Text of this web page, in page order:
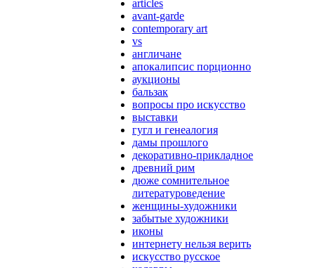
articles
avant-garde
contemporary art
vs
англичане
апокалипсис порционно
аукционы
бальзак
вопросы про искусство
выставки
гугл и генеалогия
дамы прошлого
декоративно-прикладное
древний рим
дюже сомнительное
литературоведение
женщины-художники
забытые художники
иконы
интернету нельзя верить
искусство русское